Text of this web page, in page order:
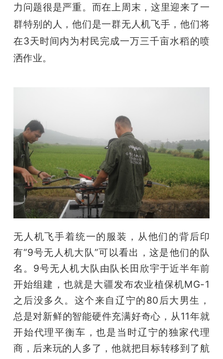
开
课
中
GAIR
专
题
爱
力问题很是严重。而在上周末，这里迎来了一
群特别的人，他们是一群无人机飞手，他们将
在3天时间内为村民完成一万三千亩水稻的喷
洒作业。
无人机飞手着统一的服装，从他们的背后印
有“9号无人机大队”可以看出，这是他们的队
名。9号无人机大队由队长田欣宇于近半年前
开始组建，也就是大疆发布农业植保机MG-1
之后没多久。这个来自辽宁的80后大男生，
总是对新鲜的智能硬件充满好奇心，从11年就
开始代理平衡车，也是当时辽宁的独家代理
商，后来玩的人多了，他就把目标转移到了航